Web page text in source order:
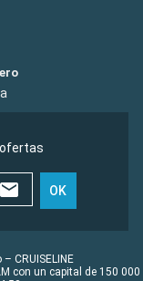
OK
CRUISELINE
con un capital de 150 000